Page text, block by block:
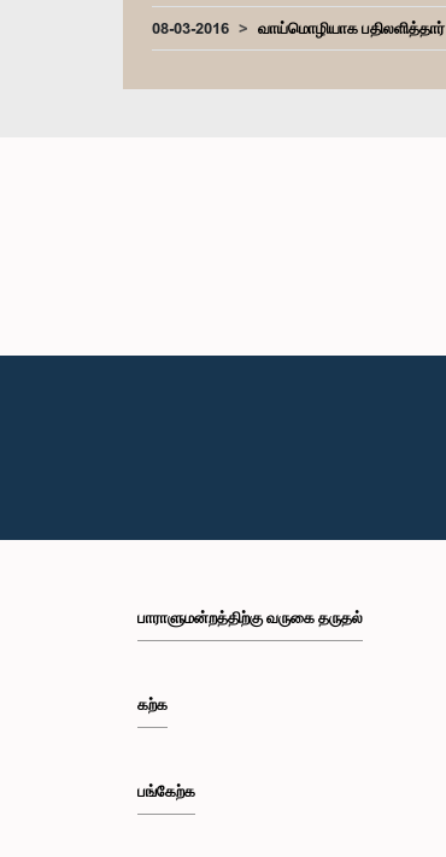
08-03-2016
வாய்மொழியாக பதிலளித்தார்
பாராளுமன்றத்திற்கு வருகை தருதல்
கற்க
பங்கேற்க